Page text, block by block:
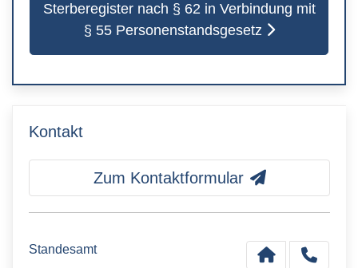
Sterberegister nach § 62 in Verbindung mit
§ 55 Personenstandsgesetz
Kontakt
Zum Kontaktformular
Standesamt